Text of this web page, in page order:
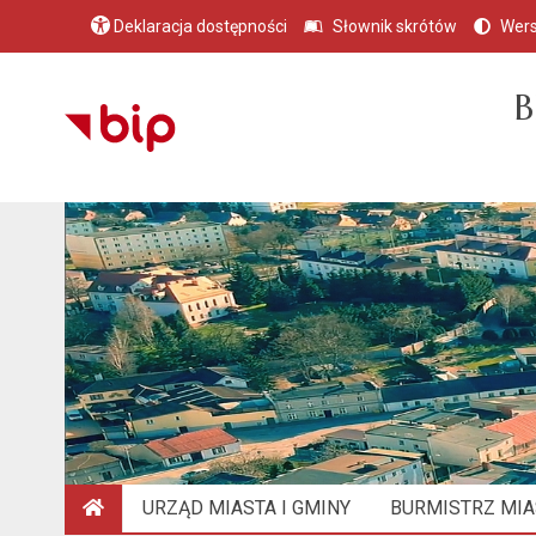
Deklaracja dostępności Słownik skrótów
URZĄD MIASTA I GMINY BURMISTRZ